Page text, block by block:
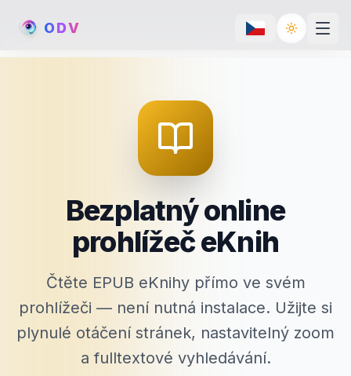
ODV Toggle
Bezplatný online
prohlížeč eKnih
Čtěte EPUB eKnihy přímo ve svém
prohlížeči — není nutná instalace. Užijte si
plynulé otáčení stránek, nastavitelný zoom
a fulltextové vyhledávání.